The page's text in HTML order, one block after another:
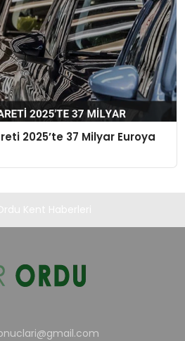
2025’te 37 Milyar Euroya